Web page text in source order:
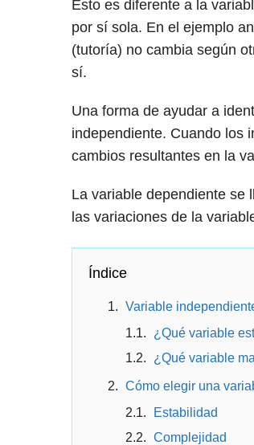
Esto es diferente a la
por sí sola. En el ejemplo
(tutoría) no cambia según
sí.
Una forma de ayudar a
independiente. Cuando los
cambios resultantes en la
La variable dependiente se
las variaciones de la
Índice
Variable
¿Qué variable
¿Qué variable
Cómo elegir una
Estabilidad
Complejidad